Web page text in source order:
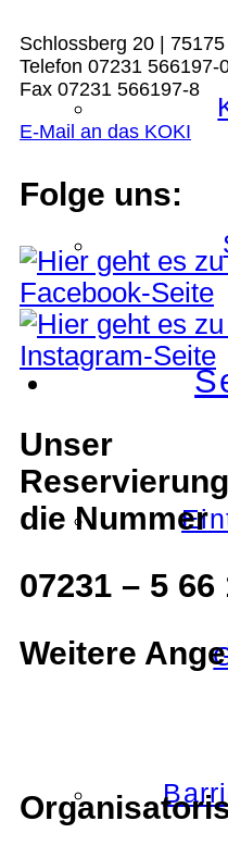
Schlossberg 20 |
Telefon 07231 566197-
Fax 07231 566197-8
E-Mail an das KOKI
Folge uns:
Unser
die Nummer
07231 – 5 66
Weitere